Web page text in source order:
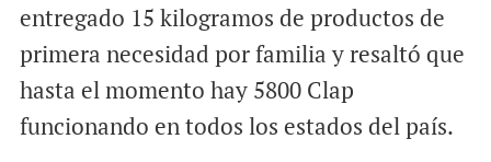
entregado 15 kilogramos de productos de
primera necesidad por familia y resaltó que
hasta el momento hay 5800 Clap
funcionando en todos los estados del país.